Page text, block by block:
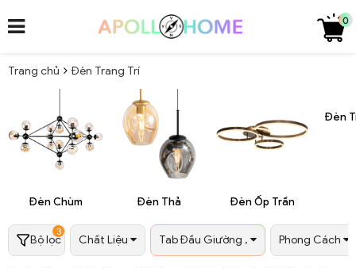
0
Trang chủ Đèn Trang Trí
Đèn Chùm Đèn Thả Đèn Ốp Trần
Đèn
Bộ lọc
3
Chất Liệu Tab Đầu Giường , Phong Cách